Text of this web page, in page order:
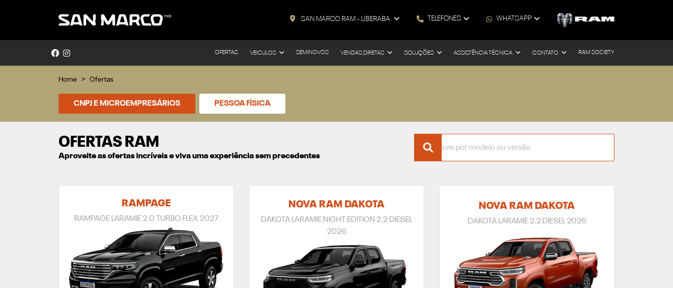
SAN MARCO RAM - UBERABA TELEFONES WHATSAPP
OFERTAS VEICULOS SEMINOVOS VENDAS DIRETAS SOLUÇÕES ASSISTÊNCIA TÉCNICA CONTATO RAM SOCIETY
Home Ofertas
CNPJ E MICROEMPRESÁRIOS PESSOA FÍSICA
OFERTAS RAM
Aproveite as ofertas incríveis e viva uma experiência sem precedentes
RAMPAGE
RAMPAGE LARAMIE 2.0 TURBO FLEX 2027
NOVA RAM DAKOTA
DAKOTA LARAMIE NIGHT EDITION 2.2 DIESEL
2026
NOVA RAM DAKOTA
DAKOTA LARAMIE 2.2 DIESEL 2026